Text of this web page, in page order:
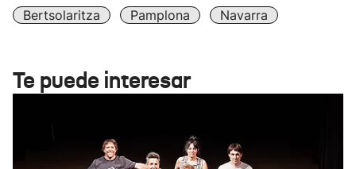
Bertsolaritza Pamplona Navarra
Te puede interesar